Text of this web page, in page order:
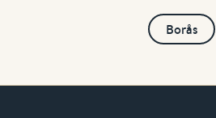
Borås